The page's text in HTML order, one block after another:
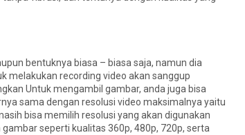
bentuknya biasa – biasa saja, namun dia
melakukan recording video akan sanggup
Untuk mengambil gambar, anda juga bisa
sama dengan resolusi video maksimalnya yaitu
bisa memilih resolusi yang akan digunakan
seperti kualitas 360p, 480p, 720p, serta